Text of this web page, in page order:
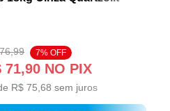
76,99 7% OFF
71,90 NO PIX
R$ 75 ,68 sem juros